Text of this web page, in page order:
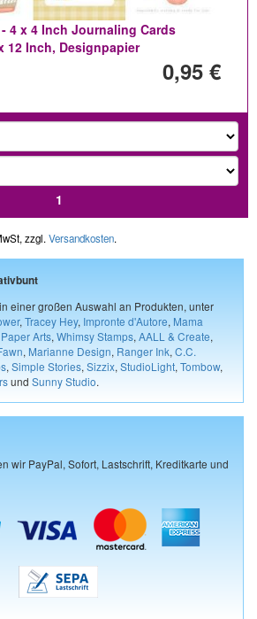
4 x 4 Inch Journaling Cards
12 Inch, Designpapier
0,95 €
1
zzgl. Versandkosten.
einer großen Auswahl an Produkten, unter
, Tracey Hey, Impronte d'Autore, Mama
Arts, Whimsy Stamps, AALL & Create,
, Marianne Design, Ranger Ink, C.C.
, Simple Stories, Sizzix, StudioLight, Tombow,
und Sunny Studio.
wir PayPal, Sofort, Lastschrift, Kreditkarte und